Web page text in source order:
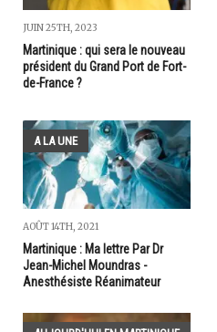
JUIN 25TH, 2023
Martinique : qui sera le nouveau
président du Grand Port de Fort-
de-France ?
A LA UNE
AOÛT 14TH, 2021
Martinique : Ma lettre Par Dr
Jean-Michel Moundras -
Anesthésiste Réanimateur